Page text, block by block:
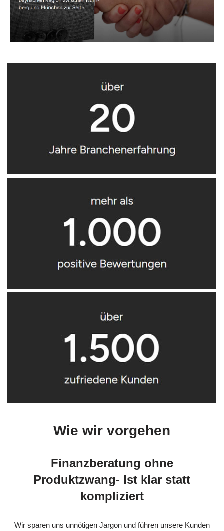
Wie wir vorgehen
Finanzberatung ohne
Produktzwang- Ist klar statt
kompliziert
Wir sparen uns unnötigen Jargon und führen unsere Kunden